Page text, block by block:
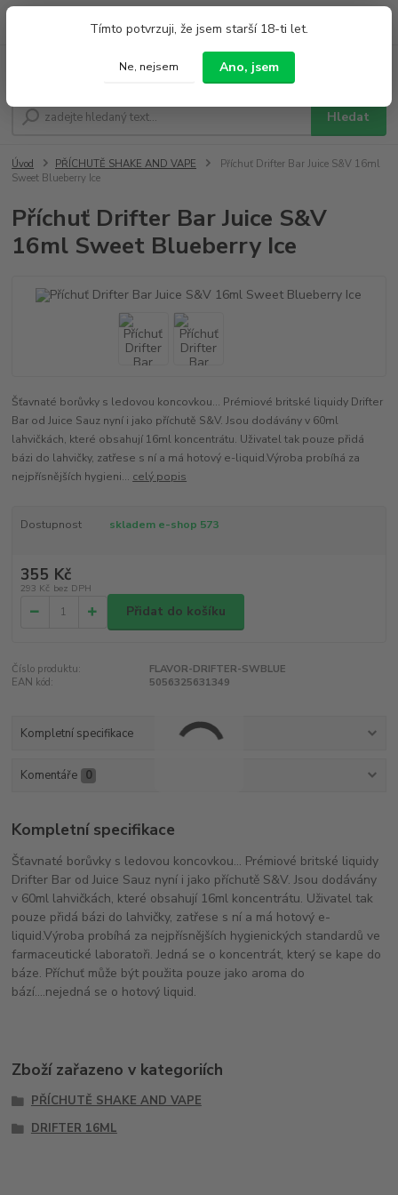
Tímto potvrzuji, že jsem starší 18-ti let.
Ne, nejsem Ano, jsem
Hledat
Po - Pá 9:00 - 19:00 So 9:00 - 14:00
Úvod PŘÍCHUTĚ SHAKE AND VAPE
Příchuť Drifter Bar Juice S&V 16ml
Sweet Blueberry Ice
Příchuť Drifter Bar Juice S&V
16ml Sweet Blueberry Ice
Šťavnaté borůvky s ledovou koncovkou... Prémiové britské liquidy Drifter
Bar od Juice Sauz nyní i jako příchutě S&V. Jsou dodávány v 60ml
lahvičkách, které obsahují 16ml koncentrátu. Uživatel tak pouze přidá
bázi do lahvičky, zatřese s ní a má hotový e-liquid.Výroba probíhá za
nejpřísnějších hygieni... celý popis
Dostupnost skladem e-shop 573
355 Kč
293 Kč bez DPH
Přidat do košíku
Číslo produktu:
FLAVOR-DRIFTER-SWBLUE
EAN kód:
5056325631349
Kompletní specifikace
Komentáře 0
Kompletní specifikace
Šťavnaté borůvky s ledovou koncovkou... Prémiové britské liquidy
Drifter Bar od Juice Sauz nyní i jako příchutě S&V. Jsou dodávány
v 60ml lahvičkách, které obsahují 16ml koncentrátu. Uživatel tak
pouze přidá bázi do lahvičky, zatřese s ní a má hotový e-
liquid.Výroba probíhá za nejpřísnějších hygienických standardů ve
farmaceutické laboratoři. Jedná se o koncentrát, který se kape do
báze. Příchuť může být použita pouze jako aroma do
bází....nejedná se o hotový liquid.
Zboží zařazeno v kategoriích
PŘÍCHUTĚ SHAKE AND VAPE
DRIFTER 16ML